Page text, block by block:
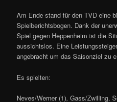
Am Ende stand für den TVD eine
Spielberichtsbogen. Dank der
Spiel gegen Heppenheim ist die
aussichtslos. Eine
angebracht um das Saisonziel zu
Es spielten:
Neves/Werner (1), Gass/Zwilling,